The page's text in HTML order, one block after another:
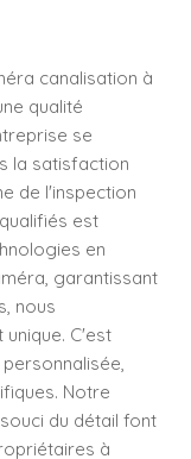
canalisation à
qualité
se
la satisfaction
de l'inspection
est
en
garantissant
nous
C'est
Notre
du détail font
à